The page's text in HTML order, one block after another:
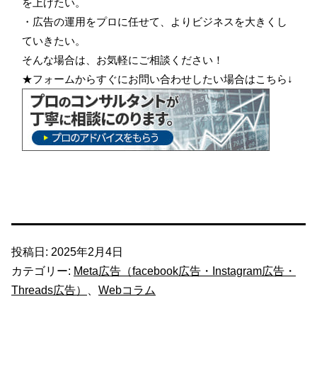
を上げたい。
・広告の運用をプロに任せて、よりビジネスを大きくし
ていきたい。
そんな場合は、お気軽にご相談ください！
★フォームからすぐにお問い合わせしたい場合はこちら↓
投稿日: 2025年2月4日
カテゴリー: Meta広告（facebook広告・Instagram広告・
Threads広告）
、 Webコラム